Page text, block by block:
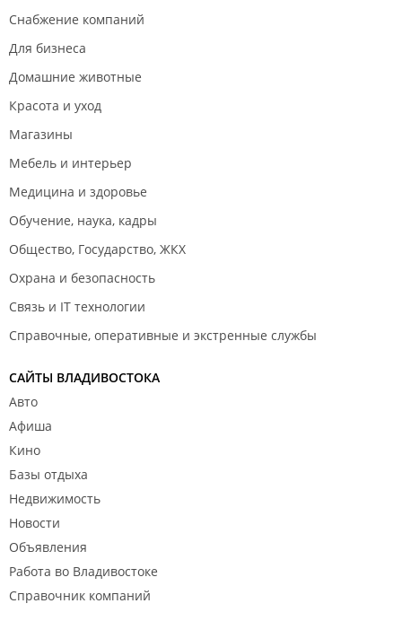
Снабжение компаний
Для бизнеса
Домашние животные
Красота и уход
Магазины
Мебель и интерьер
Медицина и здоровье
Обучение, наука, кадры
Общество, Государство, ЖКХ
Охрана и безопасность
Связь и IT технологии
Справочные, оперативные и экстренные службы
САЙТЫ ВЛАДИВОСТОКА
Авто
Афиша
Кино
Базы отдыха
Недвижимость
Новости
Объявления
Работа во Владивостоке
Справочник компаний